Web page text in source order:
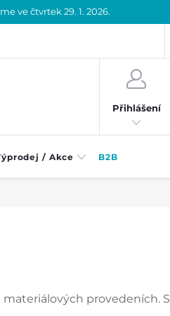
ve čtvrtek 29. 1. 2026.
Přihlášení
/ Akce B2B
provedeních. S